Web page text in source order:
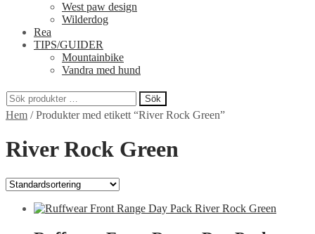
West paw design
Wilderdog
Rea
TIPS/GUIDER
Mountainbike
Vandra med hund
Sök
efter:
Sök
Hem /Produkter med etikett “River Rock Green”
River Rock Green